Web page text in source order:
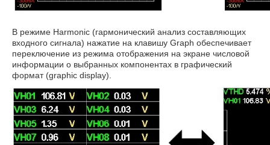
В режиме Harmonic (гармонический анализ составляющих
входного сигнала) нажатие на клавишу Graph обеспечивает
переключение из режима отображения на экране числовой
информации о выбранных компонентах в графический
формат (graphic display).